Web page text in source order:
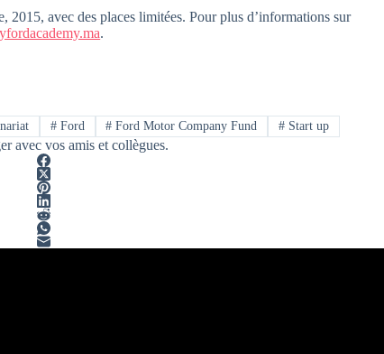
2015, avec des places limitées. Pour plus d’informations sur
.
#Ford # Ford Motor Company Fund # Start up
avec vos amis et collègues.